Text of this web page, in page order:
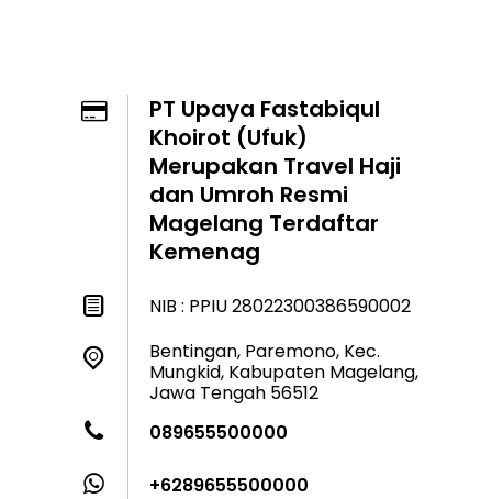
PT Upaya Fastabiqul
Khoirot (Ufuk)
Merupakan Travel Haji
dan Umroh Resmi
Magelang Terdaftar
Kemenag
NIB : PPIU 28022300386590002
Bentingan, Paremono, Kec.
Mungkid, Kabupaten Magelang,
Jawa Tengah 56512
089655500000
+6289655500000